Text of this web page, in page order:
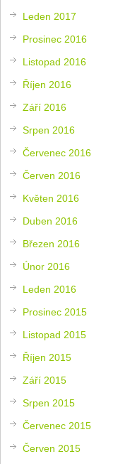
Leden 2017
Prosinec 2016
Listopad 2016
Říjen 2016
Září 2016
Srpen 2016
Červenec 2016
Červen 2016
Květen 2016
Duben 2016
Březen 2016
Únor 2016
Leden 2016
Prosinec 2015
Listopad 2015
Říjen 2015
Září 2015
Srpen 2015
Červenec 2015
Červen 2015